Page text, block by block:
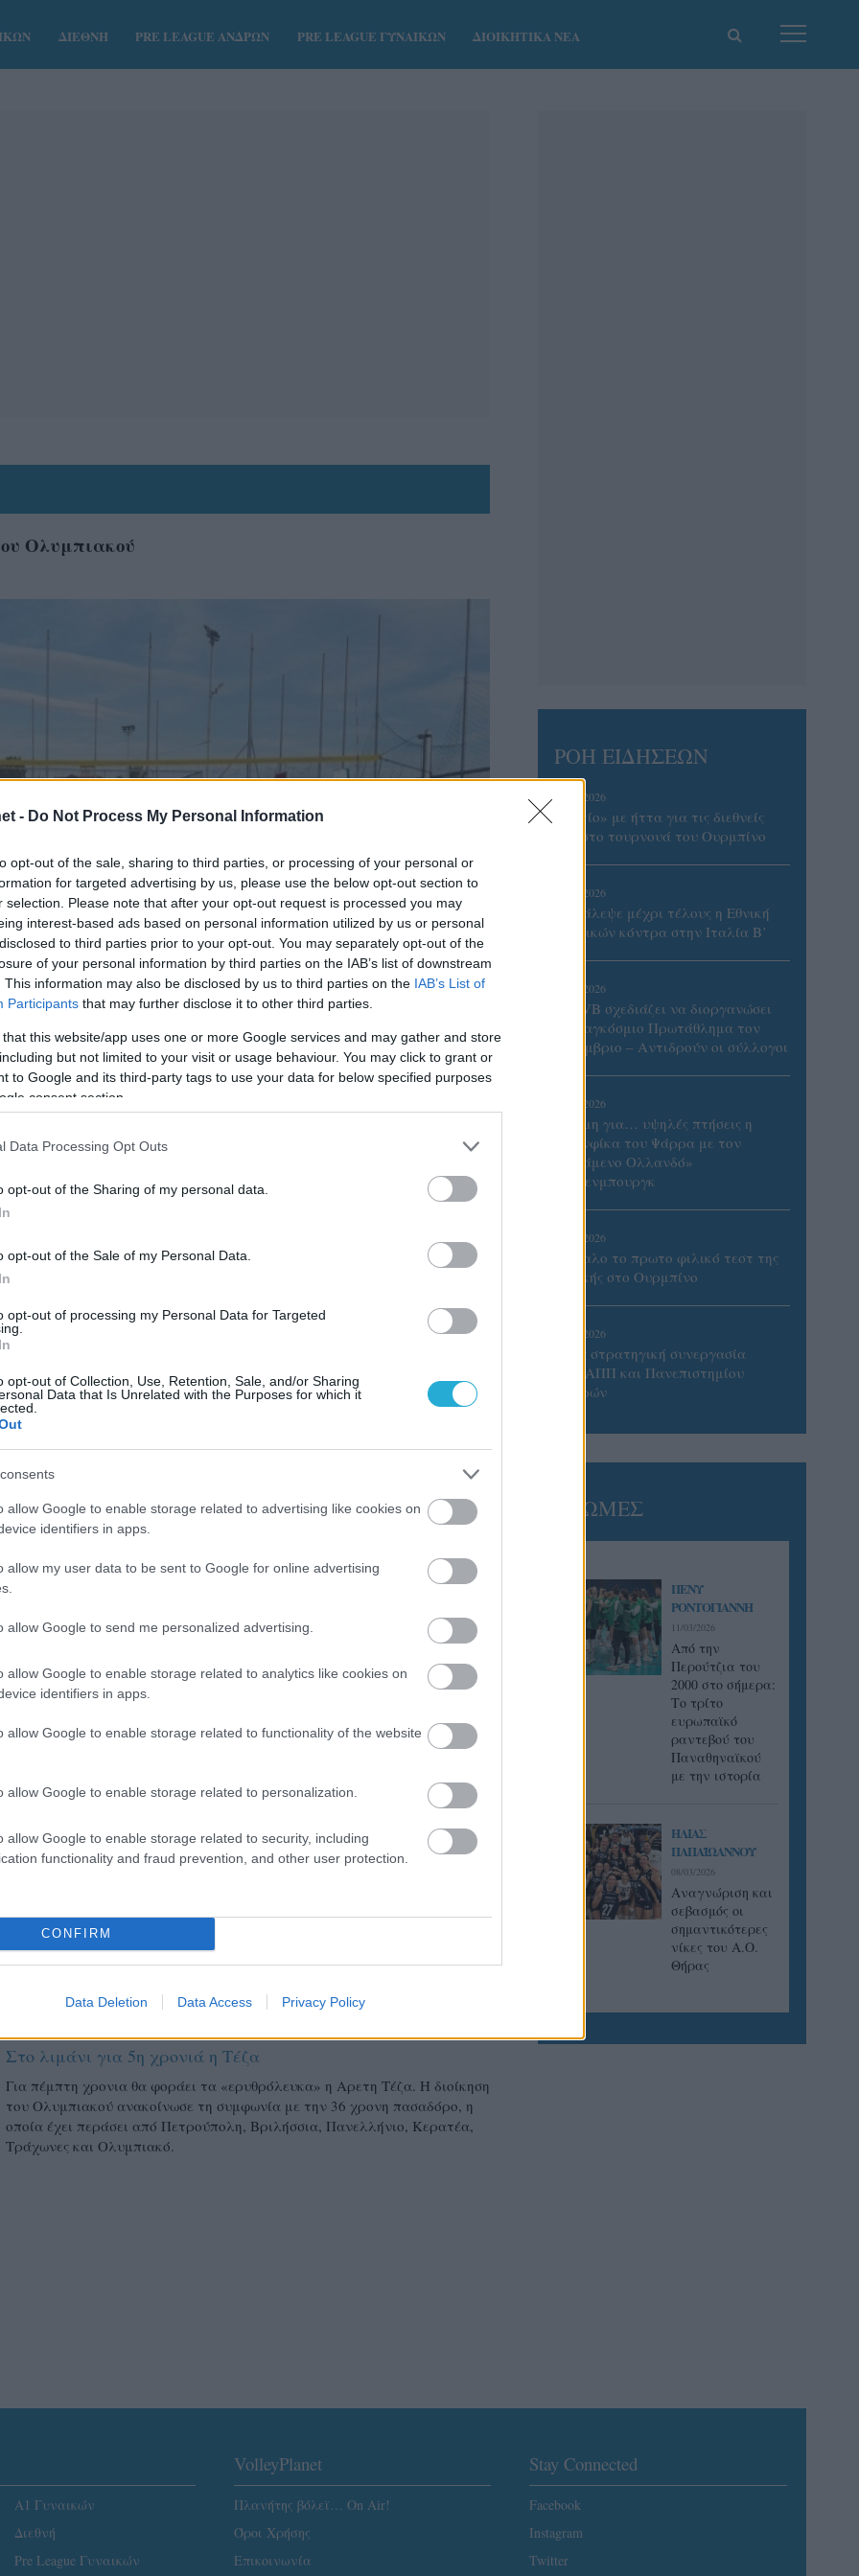
- Do Not Process My Personal Information
opt-out of the sale, sharing to third parties, or processing of your personal or
for targeted advertising by us, please use the below opt-out section to
selection. Please note that after your opt-out request is processed you may
interest-based ads based on personal information utilized by us or personal
to third parties prior to your opt-out. You may separately opt-out of the
of your personal information by third parties on the IAB’s list of downstream
This information may also be disclosed by us to third parties on the IAB’s List of
Participants that may further disclose it to other third parties.
that this website/app uses one or more Google services and may gather and store
but not limited to your visit or usage behaviour. You may click to grant or
to Google and its third-party tags to use your data for below specified purposes
consent section.
Data Processing Opt Outs
opt-out of the Sharing of my personal data.
opt-out of the Sale of my Personal Data.
opt-out of processing my Personal Data for Targeted
opt-out of Collection, Use, Retention, Sale, and/or Sharing
Data that Is Unrelated with the Purposes for which it
allow Google to enable storage related to advertising like cookies on
identifiers in apps.
allow my user data to be sent to Google for online advertising
allow Google to send me personalized advertising.
allow Google to enable storage related to analytics like cookies on
identifiers in apps.
allow Google to enable storage related to functionality of the website
allow Google to enable storage related to personalization.
allow Google to enable storage related to security, including
functionality and fraud prevention, and other user protection.
CONFIRM
Data Deletion Data Access Privacy Policy
ΔΙΕΘΝΗ PRE LEAGUE ΑΝΔΡΩΝ PRE LEAGUE ΓΥΝΑΙΚΩΝ ΔΙΟΙΚΗΤΙΚΑ ΝΕΑ
Ολυμπιακού
Beach Volley» που διοργάνωσε ο Ολυμπιακός
του Πειραιά. Η ανταπόκριση του κόσμου ήταν πολύ
στο γήπεδο Beach Volley του Ολυμπιακού, είχαμε
όσο και στις Γυναίκες.
BEACH VOLLEY 13/05/2016
Τη δημιουργίας τμήματος beach volley, ανακοίνωσε ο Ερασιτέχνης
και συνεργάτιδα την δεύτερη πασαδόρο των γυναικών, Αρετή Τέζα, η
οποία πρόσφατα ανανέωσε για 5ηχρονιά με τους «ερυθρόλευκους».
Στο λιμάνι για 5η χρονιά η Τέζα
Για πέμπτη χρονια θα φοράει τα «ερυθρόλευκα» η Αρετη Τέζα. Η διοίκηση
του Ολυμπιακού ανακοίνωσε τη συμφωνία με την 36 χρονη πασαδόρο, η
οποία έχει περάσει από Πετρούπολη, Βριλήσσια, Πανελλήνιο, Κερατέα,
Τράχωνες και Ολυμπιακό.
ΡΟΗ ΕΙΔΗΣΕΩΝ
07/08/2026
«Αντίο» με ήττα για τις διεθνείς
μας στο τουρνουά του Ουρμπίνο
06/08/2026
Το πάλεψε μέχρι τέλους η Εθνική
γυναικών κόντρα στην Ιταλία Β’
06/08/2026
Η FIVB σχεδιάζει να διοργανώσει
το Παγκόσμιο Πρωτάθλημα τον
Δεκέμβριο – Αντιδρούν οι σύλλογοι
06/08/2026
Έτοιμη για… υψηλές πτήσεις η
Μπενφίκα του Ψάρρα με τον
«Ιπτάμενο Ολλανδό»
Βίλτενμπουργκ
05/08/2026
Ισόπαλο το πρωτο φιλικό τεστ της
Εθνικής στο Ουρμπίνο
05/08/2026
Προς στρατηγική συνεργασία
ΠΑΣΑΠΠ και Πανεπιστημίου
Πατρών
ΓΝΩΜΕΣ
ΠΕΝΥ
ΡΟΝΤΟΓΙΑΝΝΗ
11/03/2026
Από την
Περούτζια του
2000 στο σήμερα:
Tο τρίτο
ευρωπαϊκό
ραντεβού του
Παναθηναϊκού
με την ιστορία
ΗΛΙΑΣ
ΠΑΠΑΪΩΑΝΝΟΥ
08/03/2026
Αναγνώριση και
σεβασμός οι
σημαντικότερες
νίκες του Α.Ο.
Θήρας
Α1 Γυναικών
Διεθνή
Pre League Γυναικών
VolleyPlanet
Πλανήτης βόλεϊ… On Air!
Όροι Χρήσης
Επικοινωνία
Stay Connected
Facebook
Instagram
Twitter